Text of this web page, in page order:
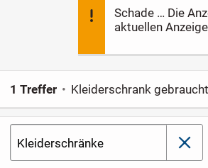
Schade … Die
aktuellen
Kleiderschränke
1 Treffer Kleiderschrank